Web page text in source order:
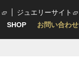
ジュエリーサイト
SHOP お問い合わせ